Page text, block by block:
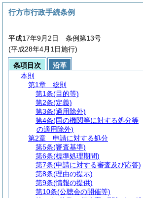
行方市行政手続条例
平成17年9月2日 条例第13号
(平成28年4月1日施行)
条項目次
沿革
本則
第1章
総則
第1条(目的等)
第2条(定義)
第3条(適用除外)
第4条(国の機関等に対する処分等
の適用除外)
第2章
申請に対する処分
第5条(審査基準)
第6条(標準処理期間)
第7条(申請に対する審査及び応答)
第8条(理由の提示)
第9条(情報の提供)
第10条(公聴会の開催等)